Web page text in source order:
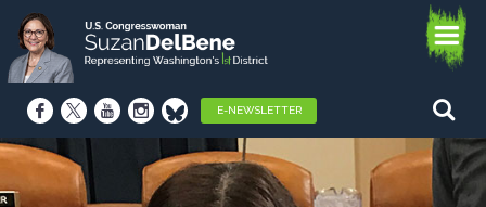
E-NEWSLETTER